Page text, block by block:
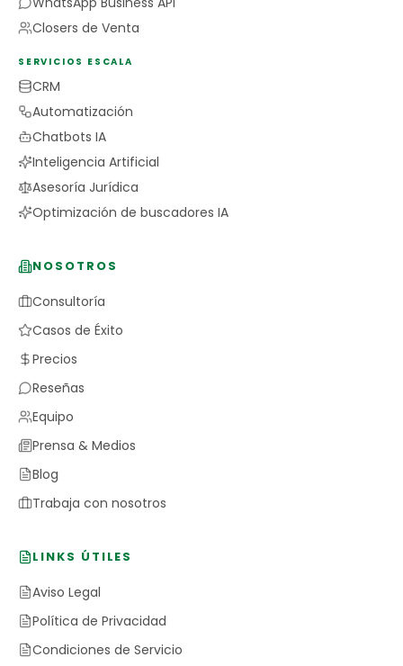
Closers de Venta
SERVICIOS ESCALA
CRM
Automatización
Chatbots IA
Inteligencia Artificial
Asesoría Jurídica
Optimización de buscadores IA
NOSOTROS
Consultoría
Casos de Éxito
Precios
Reseñas
Equipo
Prensa & Medios
Blog
Trabaja con nosotros
LINKS ÚTILES
Aviso Legal
Política de Privacidad
Condiciones de Servicio